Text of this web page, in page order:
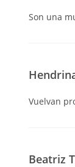
Son una
Vuelvan
Beatriz